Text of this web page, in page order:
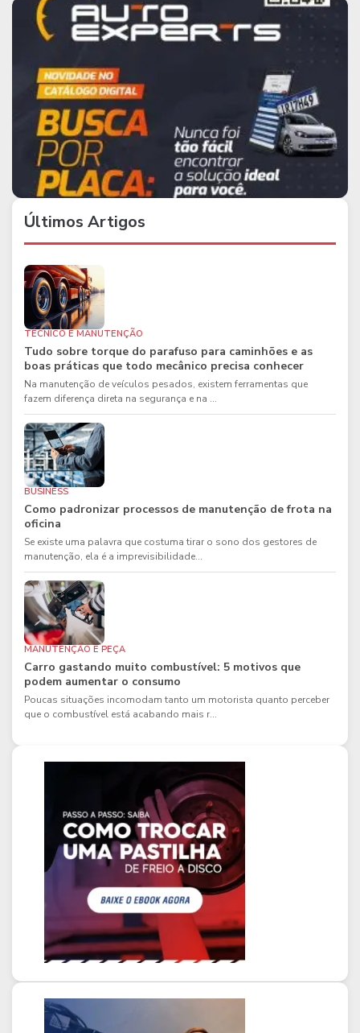
Últimos Artigos
TÉCNICO E MANUTENÇÃO
Tudo sobre torque do parafuso para caminhões e as
boas práticas que todo mecânico precisa conhecer
Na manutenção de veículos pesados, existem ferramentas que
fazem diferença direta na segurança e na ...
BUSINESS
Como padronizar processos de manutenção de frota na
oficina
Se existe uma palavra que costuma tirar o sono dos gestores de
manutenção, ela é a imprevisibilidade...
MANUTENÇÃO E PEÇA
Carro gastando muito combustível: 5 motivos que
podem aumentar o consumo
Poucas situações incomodam tanto um motorista quanto perceber
que o combustível está acabando mais r...